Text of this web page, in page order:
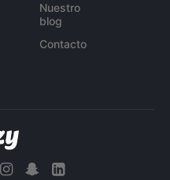
Nuestro
blog
Contacto